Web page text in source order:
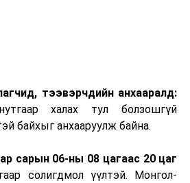
тээвэрчдийн анхааралд:
халах тул болзошгүй
байхыг анхааруулж байна.
сарын 06-ны 08 цагаас 20 цаг
солигдмол үүлтэй. Монгол-